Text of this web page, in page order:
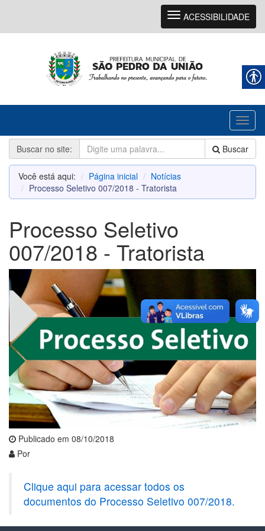
Navegação
ACESSIBILIDADE
Buscar no site:
Buscar
Você está aqui: Página inicial
Notícias
Processo Seletivo 007/2018 - Tratorista
Processo Seletivo
007/2018 - Tratorista
Publicado em 08/10/2018
Por
Clique aqui para acessar todos os
documentos do Processo Seletivo 007/2018.